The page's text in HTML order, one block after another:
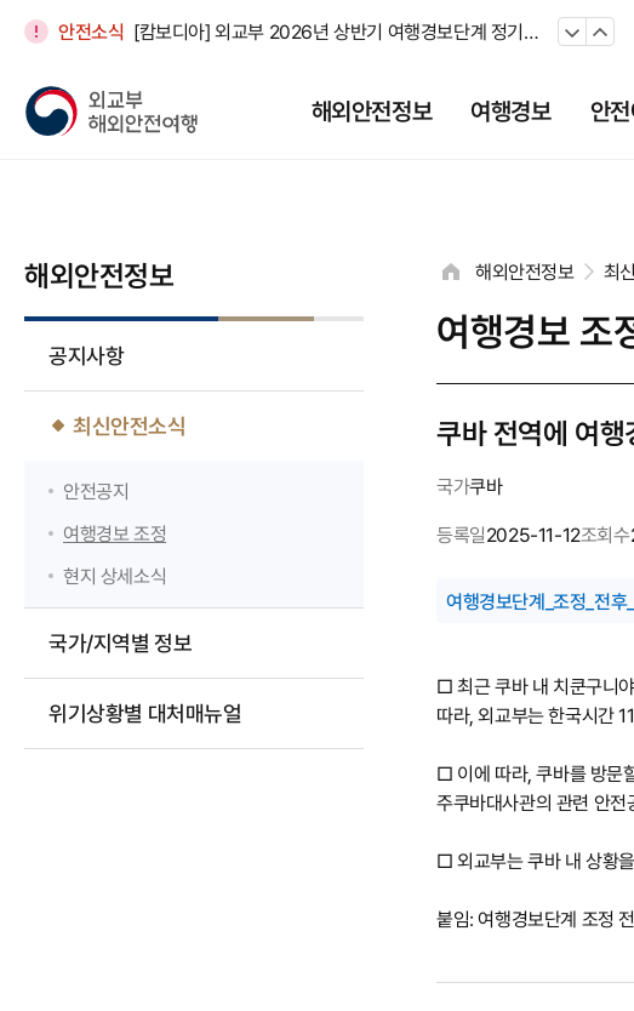
안전소식
[캄보디아] 외교부 2026년 상반기 여행경보단계 정기조정
[중국] 베이징 서우두공항 아시아나항공 터미널 변경 안내(제3터미널 -> 제2터미널)
해외안전정보 여행경보 안
해외안전정보
공지사항
최신안전소식
안전공지
여행경보 조정
현지 상세소식
국가/지역별 정보
위기상황별 대처매뉴얼
해외안전정보 최
여행경보 조
쿠바 전역에 여
국가쿠바
등록일2025-11-12조회수
여행경보단계_조정_전
□ 최근 쿠바 내 치쿤구니
따라, 외교부는 한국시간
□ 이에 따라, 쿠바를 방문
주쿠바대사관의 관련 안
□ 외교부는 쿠바 내 상황
붙임: 여행경보단계 조정